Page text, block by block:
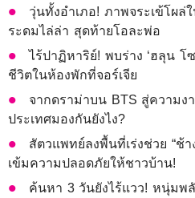
วุ่นทั้งอําเภอ! ภาพจระเข้โผล่
ระดมไล่ล่า สุดท้ายโอละพ่อ
ไร้ปาฏิหาริย์! พบร่าง ‘ฮลุน โ
ชีวิตในห้องพักที่จอร์เจีย
จากดราม่าบน BTS สู่ความง
ประเทศมองกันยังไง?
สัตวแพทย์ลงพื้นที่เร่งช่วย “ช้
เข้มความปลอดภัยให้ชาวบ้าน!
ค้นหา 3 วันยังไร้แวว! หนุ่มพ